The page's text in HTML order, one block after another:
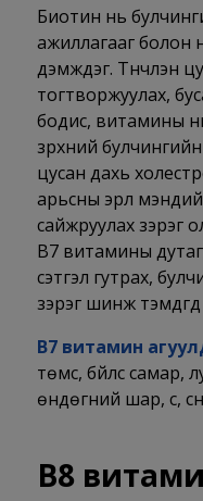
Биотин нь
ажиллагааг болон
дэмждэг. Түүнчлэн
тогтворжуулах,
бодис, витамины
зүрхний
цусан дахь
арьсны эрүүл
сайжруулах зэрэг
В7 витамины
сэтгэл гутрах,
зэрэг шинж
В7 витамин
төмс, бүйлс самар,
өндөгний шар, сүү, сүүн
В8